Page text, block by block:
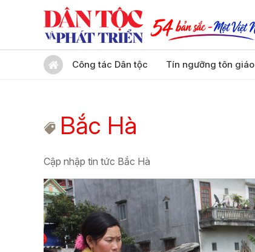
Công tác Dân tộc Tín ngưỡng tôn giáo
Bắc Hà
Cập nhập tin tức Bắc Hà